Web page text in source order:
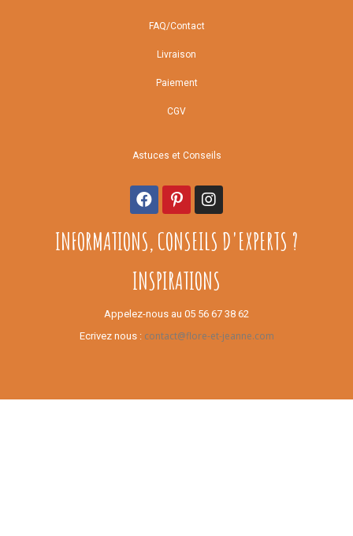
FAQ/Contact
Livraison
Paiement
CGV
Astuces et Conseils
INFORMATIONS, CONSEILS D'EXPERTS ?
INSPIRATIONS
Appelez-nous au 05 56 67 38 62
Ecrivez nous : contact@flore-et-jeanne.com